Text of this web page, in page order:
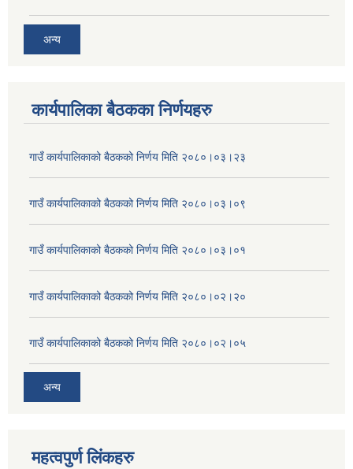
अन्य
कार्यपालिका बैठकका निर्णयहरु
गाउँ कार्यपालिकाको बैठकको निर्णय मिति २०८०।०३।२३
गाउँ कार्यपालिकाको बैठकको निर्णय मिति २०८०।०३।०९
गाउँ कार्यपालिकाको बैठकको निर्णय मिति २०८०।०३।०१
गाउँ कार्यपालिकाको बैठकको निर्णय मिति २०८०।०२।२०
गाउँ कार्यपालिकाको बैठकको निर्णय मिति २०८०।०२।०५
अन्य
महत्वपुर्ण लिंकहरु